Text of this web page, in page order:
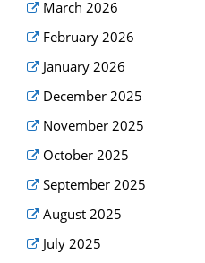
March 2026
February 2026
January 2026
December 2025
November 2025
October 2025
September 2025
August 2025
July 2025